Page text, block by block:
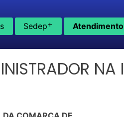
Sedep+ Atendimento
NA